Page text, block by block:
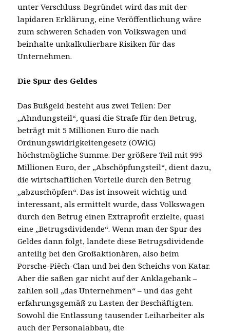
unter Verschluss. Begründet wird das mit der
lapidaren Erklärung, eine Veröffentlichung wäre
zum schweren Schaden von Volkswagen und
beinhalte unkalkulierbare Risiken für das
Unternehmen.
Die Spur des Geldes
Das Bußgeld besteht aus zwei Teilen: Der
„Ahndungsteil“, quasi die Strafe für den Betrug,
beträgt mit 5 Millionen Euro die nach
Ordnungswidrigkeitengesetz (OWiG)
höchstmögliche Summe. Der größere Teil mit 995
Millionen Euro, der „Abschöpfungsteil“, dient dazu,
die wirtschaftlichen Vorteile durch den Betrug
„abzuschöpfen“. Das ist insoweit wichtig und
interessant, als ermittelt wurde, dass Volkswagen
durch den Betrug einen Extraprofit erzielte, quasi
eine „Betrugsdividende“. Wenn man der Spur des
Geldes dann folgt, landete diese Betrugsdividende
anteilig bei den Großaktionären, also beim
Porsche-Piëch-Clan und bei den Scheichs von Katar.
Aber die saßen gar nicht auf der Anklagebank –
zahlen soll „das Unternehmen“ – und das geht
erfahrungsgemäß zu Lasten der Beschäftigten.
Sowohl die Entlassung tausender Leiharbeiter als
auch der Personalabbau, die